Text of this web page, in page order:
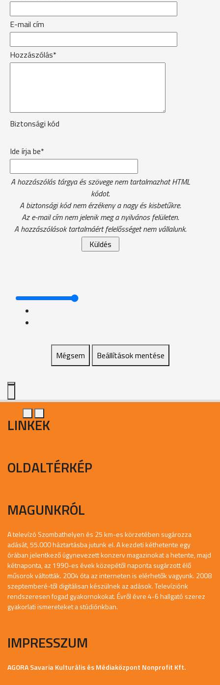
E-mail cím
Hozzászólás*
Biztonsági kód
Ide írja be*
A hozzászólás tárgya és szövege nem tartalmazhat HTML
kódot.
A biztonsági kód nem érzékeny a nagy és kisbetűkre.
Az e-mail cím nem jelenik meg a nyilvános felületen.
A hozzászólások tartalmáért felelősséget nem vállalunk.
Mégsem Beállítások mentése
LINKEK
OLDALTÉRKÉP
MAGUNKRÓL
A televízó Szombathelyen és 25 km-es körzetében sugározza
adását, 55.000 háztartásba jutunk el. A kezdeti kéthetente egy
órában jelentkező úgynevezett konzerv magazinokat a hetente, majd
kétnaponta, az 1990-es évek közepétől naponta sugárzott élő
műsorok váltották. 2004 óta az interneten is elérhetők vagyunk. 2008
szeptemberé-től digitálisan készülnek az adások. Televíziónk
rendszeresen fogad gyakornokokat. Évről évre 4-6 hallgató szerez
gyakorlati ismereteket a stúdiónkban.
IMPRESSZUM
AGORA Savaria Kulturális és Médiaközpont Nonprofit Kft.